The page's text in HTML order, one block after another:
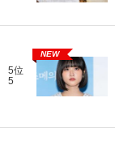
5位
5
NEW